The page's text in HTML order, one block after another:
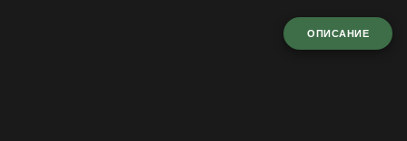
ОПИСАНИЕ